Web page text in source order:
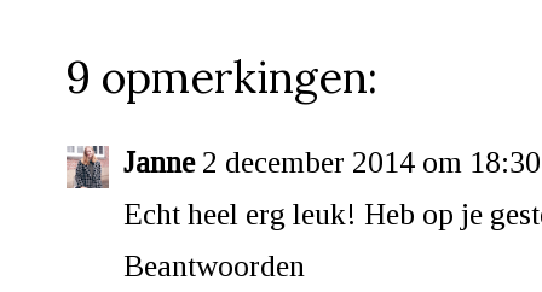
9 opmerkingen:
Janne 2 december 2014 om 18:30
Echt heel erg leuk! Heb op je
Beantwoorden